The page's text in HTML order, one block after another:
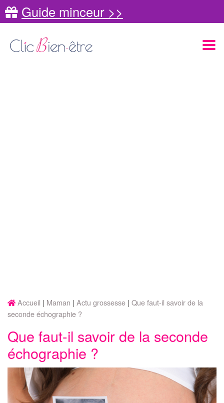
Guide minceur >>
Accueil Maman Actu grossesse Que faut-il savoir de la
seconde échographie ?
Que faut-il savoir de la seconde
échographie ?